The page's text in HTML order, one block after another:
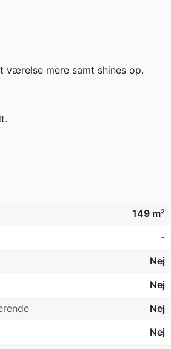
værelse mere samt shines op.
149 m²
-
Nej
Nej
Nej
Nej